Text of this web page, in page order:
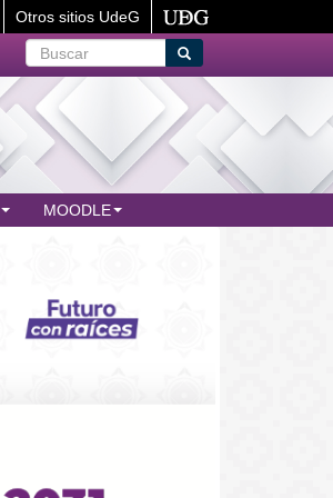
Otros sitios UdeG
Buscar
Buscar
MOODLE